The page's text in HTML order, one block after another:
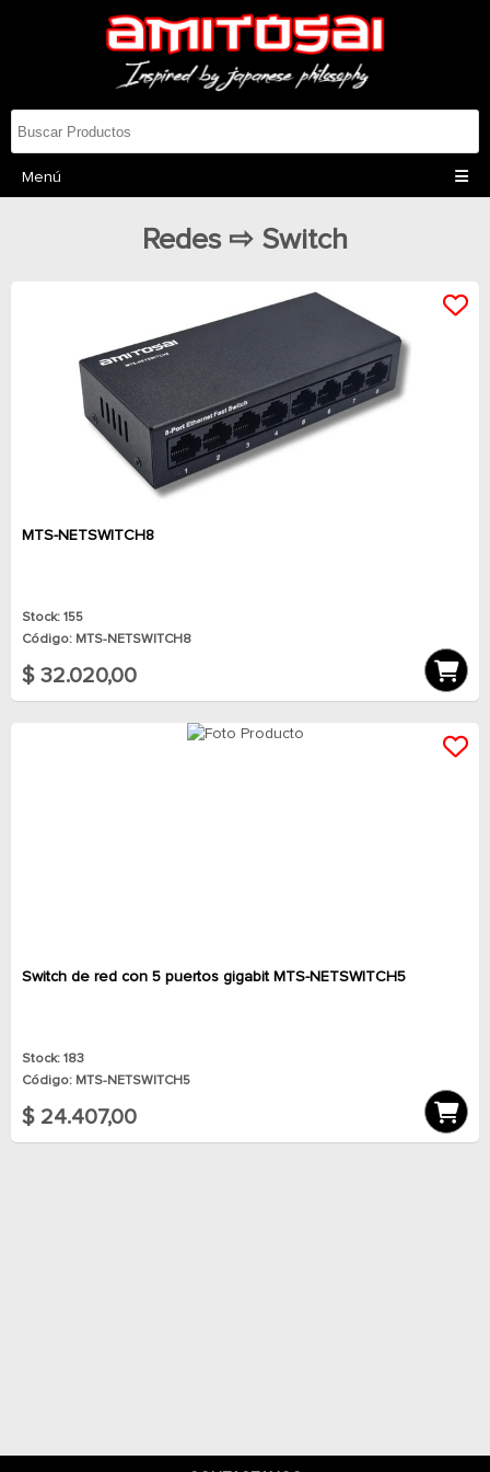
Menú
Redes ⇨ Switch
MTS-NETSWITCH8
Stock: 155
Código: MTS-NETSWITCH8
$ 32.020,00
Switch de red con 5 puertos gigabit MTS-NETSWITCH5
Stock: 183
Código: MTS-NETSWITCH5
$ 24.407,00